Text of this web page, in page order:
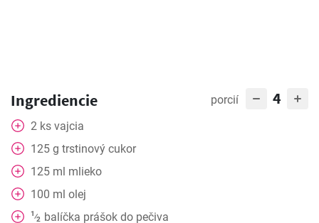
Ingrediencie porcií 4
2 ks vajcia
125 g trstinový cukor
125 ml mlieko
100 ml olej
1⁄2 balíčka prášok do pečiva